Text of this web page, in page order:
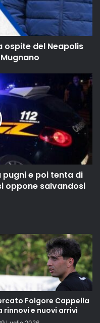
ospite del Neapolis
pugni e poi tenta di
oppone salvandosi
Folgore Cappella
rinnovi e nuovi arrivi